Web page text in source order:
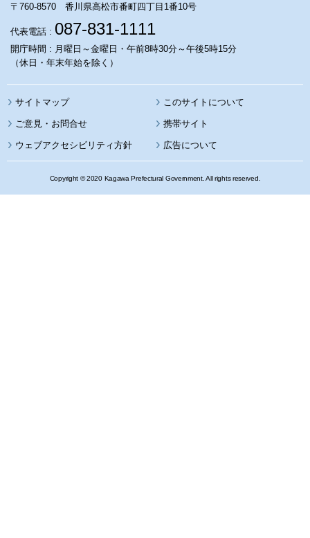
〒760-8570 香川県高松市番町四丁目1番10号
代表電話 : 087-831-1111
開庁時間 : 月曜日～金曜日・午前8時30分～午後5時15分
（休日・年末年始を除く）
サイトマップ このサイトについて
携帯サイト
ウェブアクセシビリティ方針 広告について
Copyright © 2020 Kagawa Prefectural Government. All rights reserved.